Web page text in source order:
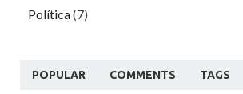
Política(7)
POPULAR COMMENTS TAGS